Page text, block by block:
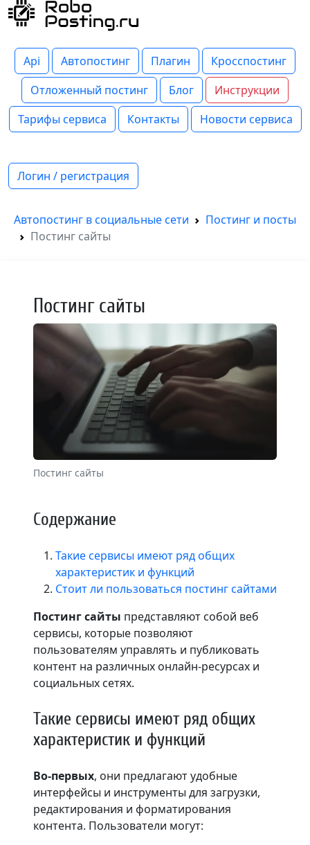
Api Автопостинг Плагин
Кросспостинг
Отложенный постинг
Блог
Инструкции
Тарифы сервиса
Контакты Новости сервиса
Логин / регистрация
Автопостинг в социальные сети
Постинг и посты
Постинг сайты
Постинг сайты
Постинг сайты
Содержание
Такие сервисы имеют ряд общих
характеристик и функций
Стоит ли пользоваться постинг сайтами
Постинг сайты представляют собой веб
сервисы, которые позволяют
пользователям управлять и публиковать
контент на различных онлайн-ресурсах и
социальных сетях.
Такие сервисы имеют ряд общих
характеристик и функций
Во-первых, они предлагают удобные
интерфейсы и инструменты для загрузки,
редактирования и форматирования
контента. Пользователи могут: